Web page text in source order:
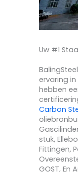
Uw #1
ervaring
hebben
Carbon
stuk,
Fittingen,
GOST, En